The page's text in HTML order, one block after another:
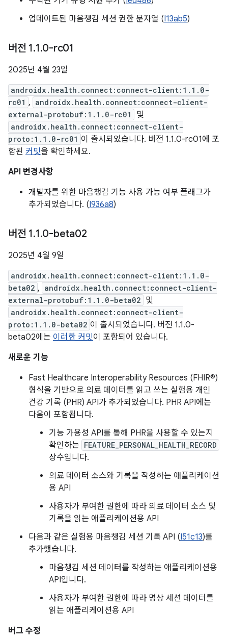
업데이트된 마음챙김 세션 권한 문자열 (I13ab5)
버전 1.1.0-rc01
2025년 4월 23일
androidx.health.connect:connect-client:1.1.0-
rc01 , androidx.health.connect:connect-client-
external-protobuf:1.1.0-rc01
및
androidx.health.connect:connect-client-
proto:1.1.0-rc01 이 출시되었습니다. 버전 1.1.0-rc01에 포
함된 커밋을 확인하세요.
API 변경사항
개발자를 위한 마음챙김 기능 사용 가능 여부 플래그가
추가되었습니다. (I936a8)
버전 1.1.0-beta02
2025년 4월 9일
androidx.health.connect:connect-client:1.1.0-
beta02 , androidx.health.connect:connect-client-
external-protobuf:1.1.0-beta02 및
androidx.health.connect:connect-client-
proto:1.1.0-beta02 이 출시되었습니다. 버전 1.1.0-
beta02에는 이러한 커밋이 포함되어 있습니다.
새로운 기능
Fast Healthcare Interoperability Resources (FHIR®)
형식을 기반으로 의료 데이터를 읽고 쓰는 실험용 개인
건강 기록 (PHR) API가 추가되었습니다. PHR API에는
다음이 포함됩니다.
기능 가용성 API를 통해 PHR을 사용할 수 있는지
확인하는 FEATURE_PERSONAL_HEALTH_RECORD
상수입니다.
의료 데이터 소스와 기록을 작성하는 애플리케이션
용 API
사용자가 부여한 권한에 따라 의료 데이터 소스 및
기록을 읽는 애플리케이션용 API
다음과 같은 실험용 마음챙김 세션 기록 API (I51c13)를
추가했습니다.
마음챙김 세션 데이터를 작성하는 애플리케이션용
API입니다.
사용자가 부여한 권한에 따라 명상 세션 데이터를
읽는 애플리케이션용 API
버그 수정